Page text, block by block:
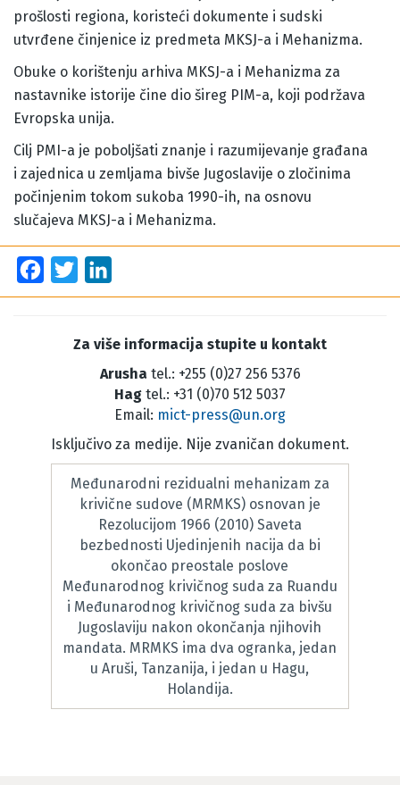
prošlosti regiona, koristeći dokumente i sudski
utvrđene činjenice iz predmeta MKSJ-a i Mehanizma.
Obuke o korištenju arhiva MKSJ-a i Mehanizma za
nastavnike istorije čine dio šireg PIM-a, koji podržava
Evropska unija.
Cilj PMI-a je poboljšati znanje i razumijevanje građana
i zajednica u zemljama bivše Jugoslavije o zločinima
počinjenim tokom sukoba 1990-ih, na osnovu
slučajeva MKSJ-a i Mehanizma.
Facebook
Twitter
Za više informacija stupite u kontakt
Arusha tel.: +255 (0)27 256 5376
Hag tel.: +31 (0)70 512 5037
Email: mict-press@un.org
Isključivo za medije. Nije zvaničan dokument.
Međunarodni rezidualni mehanizam za
krivične sudove (MRMKS) osnovan je
Rezolucijom 1966 (2010) Saveta
bezbednosti Ujedinjenih nacija da bi
okončao preostale poslove
Međunarodnog krivičnog suda za Ruandu
i Međunarodnog krivičnog suda za bivšu
Jugoslaviju nakon okončanja njihovih
mandata. MRMKS ima dva ogranka, jedan
u Aruši, Tanzanija, i jedan u Hagu,
Holandija.